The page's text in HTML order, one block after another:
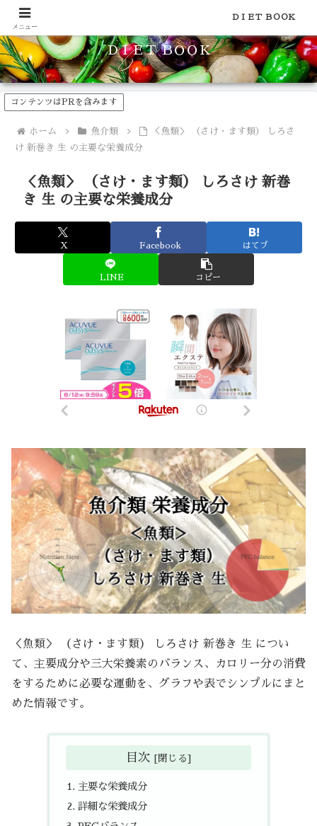
食品のカロリーや糖質などの栄養素がわかる！健康やダイエットに
ＤＩＥＴ ＢＯＯＫ
コンテンツはPRを含みます
ホーム 魚介類
＜魚類＞ （さけ・ます類） しろさ
け 新巻き 生 の主要な栄養成分
＜魚類＞ （さけ・ます類） しろさけ 新巻
き 生 の主要な栄養成分
X Facebook はてブ
LINE コピー
＜魚類＞ （さけ・ます類） しろさけ 新巻き 生 につい
て、主要成分や三大栄養素のバランス、カロリー分の消費
をするために必要な運動を、グラフや表でシンプルにまと
めた情報です。
目次
主要な栄養成分
詳細な栄養成分
メニュー
ＤＩＥＴ ＢＯＯＫ